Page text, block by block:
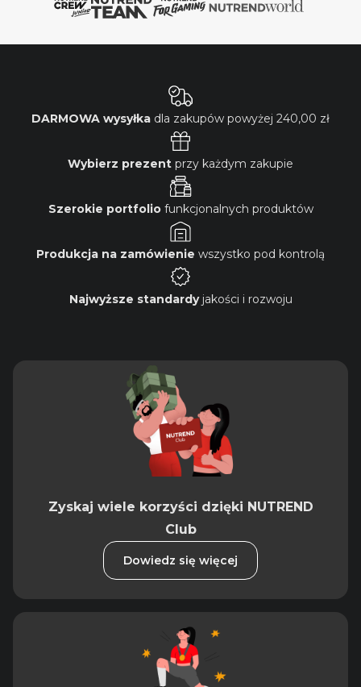
DARMOWA wysyłka dla zakupów powyżej 240,00 zł
Wybierz prezent przy każdym zakupie
Szerokie portfoliofunkcjonalnych produktów
Produkcja na zamówienie wszystko pod kontrolą
Najwyższe standardyjakości i rozwoju
Zyskaj wiele korzyści dzięki NUTREND
Club
Dowiedz się więcej